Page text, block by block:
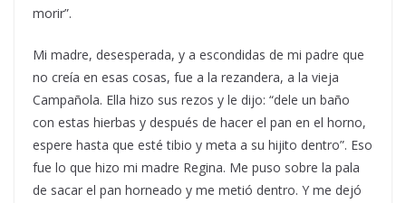
morir”.
Mi madre, desesperada, y a escondidas de mi padre que
no creía en esas cosas, fue a la rezandera, a la vieja
Campañola. Ella hizo sus rezos y le dijo: “dele un baño
con estas hierbas y después de hacer el pan en el horno,
espere hasta que esté tibio y meta a su hijito dentro”. Eso
fue lo que hizo mi madre Regina. Me puso sobre la pala
de sacar el pan horneado y me metió dentro. Y me dejó